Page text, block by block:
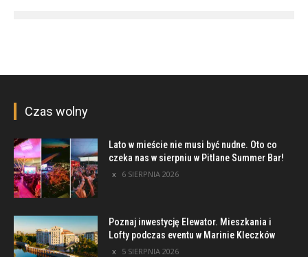
Czas wolny
Lato w mieście nie musi być nudne. Oto co
czeka nas w sierpniu w Pitlane Summer Bar!
6 SIERPNIA 2026
Poznaj inwestycję Elewator. Mieszkania i
Lofty podczas eventu w Marinie Kleczków
5 SIERPNIA 2026